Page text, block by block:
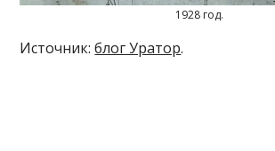
1928 год.
Источник:блог Уратор.